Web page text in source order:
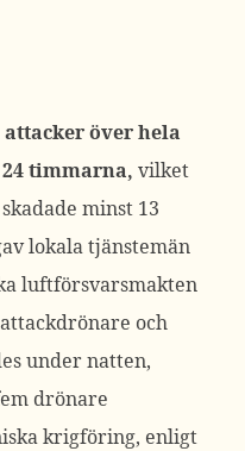
över hela
timmarna, vilket
minst 13
lokala tjänstemän
luftförsvarsmakten
och
under natten,
drönare
krigföring, enligt